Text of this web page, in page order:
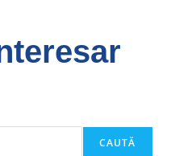
CAUTĂ